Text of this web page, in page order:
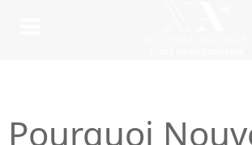
Pourquoi